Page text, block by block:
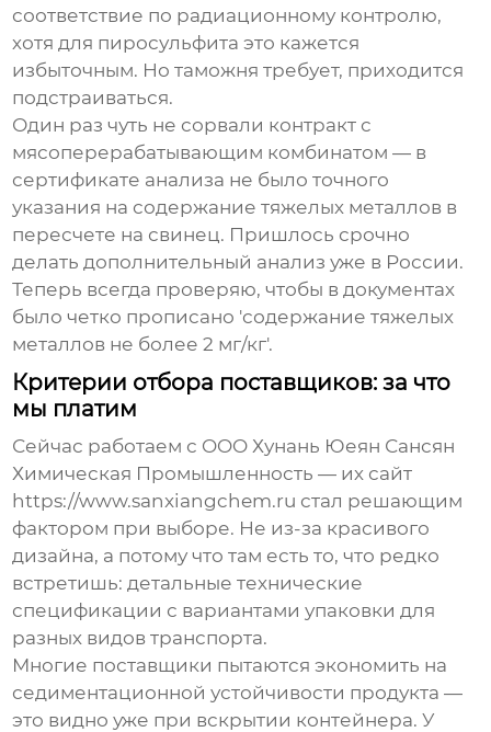
соответствие по радиационному контролю,
хотя для пиросульфита это кажется
избыточным. Но таможня требует, приходится
подстраиваться.
Один раз чуть не сорвали контракт с
мясоперерабатывающим комбинатом — в
сертификате анализа не было точного
указания на содержание тяжелых металлов в
пересчете на свинец. Пришлось срочно
делать дополнительный анализ уже в России.
Теперь всегда проверяю, чтобы в документах
было четко прописано 'содержание тяжелых
металлов не более 2 мг/кг'.
Критерии отбора поставщиков: за что
мы платим
Сейчас работаем с OOO Хунань Юеян Сансян
Химическая Промышленность — их сайт
https://www.sanxiangchem.ru стал решающим
фактором при выборе. Не из-за красивого
дизайна, а потому что там есть то, что редко
встретишь: детальные технические
спецификации с вариантами упаковки для
разных видов транспорта.
Многие поставщики пытаются экономить на
седиментационной устойчивости продукта —
это видно уже при вскрытии контейнера. У